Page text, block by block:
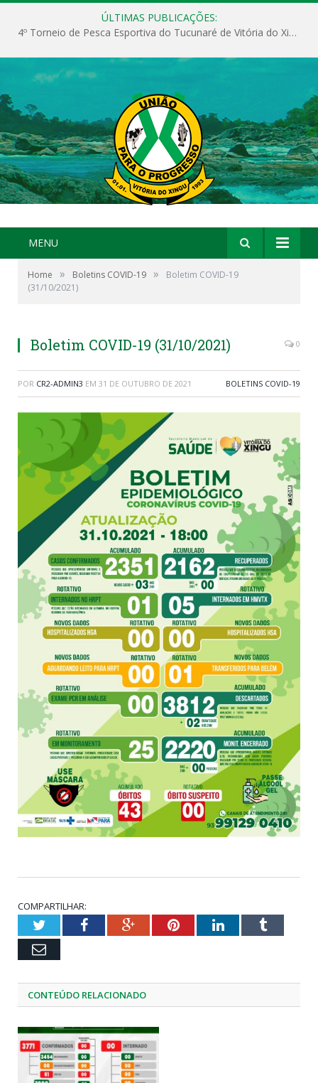
ÚLTIMAS PUBLICAÇÕES:
4º Torneio de Pesca Esportiva do Tucunaré de Vitória do Xingu
MENU
Home » Boletins COVID-19 »
Boletim COVID-19
(31/10/2021)
Boletim COVID-19 (31/10/2021) 0
POR CR2-ADMIN3 EM 31 DE OUTUBRO DE 2021 BOLETINS COVID-19
COMPARTILHAR:
TwitterFacebookGoogle+PinterestLinkedInTumblr
Email
CONTEÚDO RELACIONADO